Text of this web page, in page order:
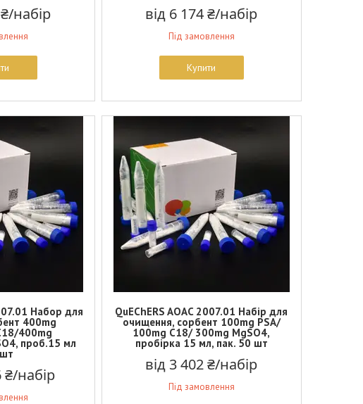
набір від 6 174 ₴/набір
Під замовлення
Купити
Набор для
400mg
400mg
проб.15 мл
₴/набір
QuEChERS AOAC 2007.01 Набір для
очищення, сорбент 100mg PSA/
100mg C18/ 300mg MgSO4,
пробірка 15 мл, пак. 50 шт
від 3 402 ₴/набір
Під замовлення